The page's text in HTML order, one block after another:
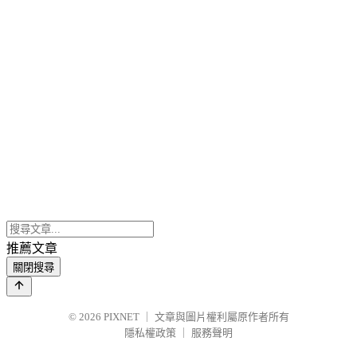
推薦文章
關閉搜尋
© 2026 PIXNET
文章與圖片權利屬原作者所有
隱私權政策
服務聲明